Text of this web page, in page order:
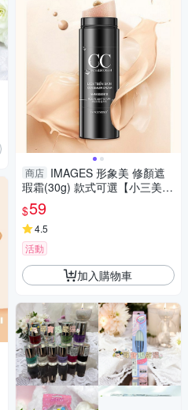
商店 IMAGES 形象美 修顏遮
瑕霜(30g) 款式可選【小三美
日】 DS021457
$59
4.5
活動
加入購物車